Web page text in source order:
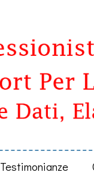
Testimonianze